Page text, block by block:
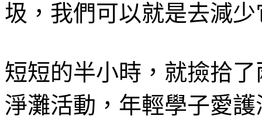
圾，我們可以就是去減
短短的半小時，就撿拾
淨灘活動，年輕學子愛